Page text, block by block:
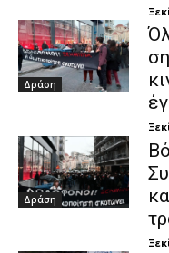
Δράση
Δράση